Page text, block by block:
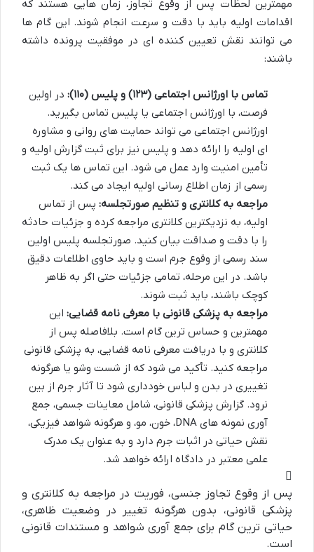
مهمترین لحظات پس از وقوع تجاوز، زمان هایی هستند که
اقدامات اولیه باید با دقت و سرعت انجام شوند. این گام ها
می توانند نقش تعیین کننده ای در موفقیت پرونده داشته
باشند:
تماس با اورژانس اجتماعی (۱۲۳) و پلیس (۱۱۰):
در اولین
فرصت، با اورژانس اجتماعی یا پلیس تماس بگیرید.
اورژانس اجتماعی می تواند حمایت های روانی و مشاوره
ای اولیه را ارائه دهد و پلیس نیز برای ثبت گزارش اولیه و
تأمین امنیت وارد عمل می شود. این تماس ها یک ثبت
رسمی از زمان اطلاع رسانی اولیه ایجاد می کند.
مراجعه به کلانتری و تنظیم صورتجلسه: پس از تماس
اولیه، به نزدیکترین کلانتری مراجعه کرده و جزئیات حادثه
را با دقت و صداقت بیان کنید. صورتجلسه پلیس اولین
سند رسمی از وقوع جرم است و باید حاوی اطلاعات دقیق
باشد. در این مرحله، تمامی جزئیات حتی اگر به ظاهر
کوچک باشند، باید ثبت شوند.
مراجعه به پزشکی قانونی با معرفی نامه قضایی: این
مهمترین و حساس ترین گام است. بلافاصله پس از
کلانتری و با دریافت معرفی نامه قضایی، به پزشکی قانونی
مراجعه کنید. تأکید می شود که از شست وشو یا هرگونه
تغییری در بدن و لباس خودداری شود تا آثار جرم از بین
نرود. گزارش پزشکی قانونی، شامل معاینات جسمی، جمع
آوری نمونه های DNA، خون، مو، و هرگونه شواهد فیزیکی،
نقش حیاتی در اثبات جرم دارد و به عنوان یک مدرک
علمی معتبر در دادگاه ارائه خواهد شد.
پس از وقوع تجاوز جنسی، فوریت در مراجعه به کلانتری و
پزشکی قانونی، بدون هرگونه تغییر در وضعیت ظاهری،
حیاتی ترین گام برای جمع آوری شواهد و مستندات قانونی
است.